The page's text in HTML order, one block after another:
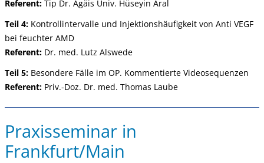
Referent: Tip Dr. Ãgäis Univ. Hüseyin Aral
Teil 4: Kontrollintervalle und Injektionshäufigkeit von Anti VEGF
bei feuchter AMD
Referent: Dr. med. Lutz Alswede
Teil 5: Besondere Fälle im OP. Kommentierte Videosequenzen
Referent: Priv.-Doz. Dr. med. Thomas Laube
Praxisseminar in
Frankfurt/Main